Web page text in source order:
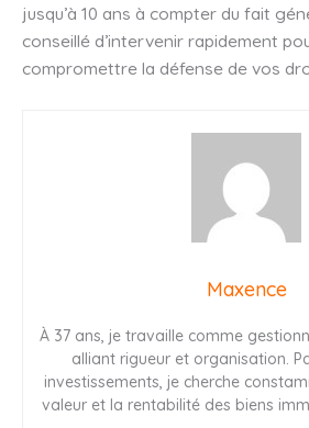
jusqu’à 10 ans à compter du fait
conseillé d’intervenir rapidement
compromettre la défense de vos
Maxence
À 37 ans, je travaille comme
alliant rigueur et organisation.
investissements, je cherche
valeur et la rentabilité des biens